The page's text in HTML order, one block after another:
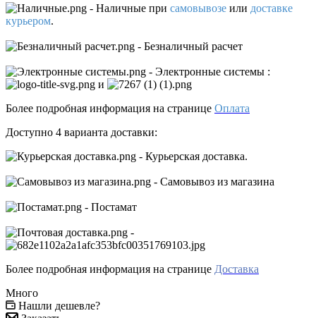
- Наличные при самовывозе или доставке
курьером.
- Безналичный расчет
- Электронные системы :
и
Более подробная информация на странице Оплата
Доступно 4 варианта доставки:
- Курьерская доставка.
- Самовывоз из магазина
- Постамат
-
Более подробная информация на странице Доставка
Много
Нашли дешевле?